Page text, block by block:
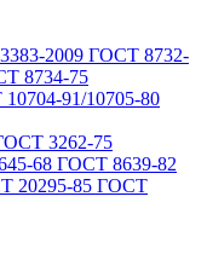
2009 ГОСТ 8732-
8734-75
91/10705-80
3262-75
68 ГОСТ 8639-82
20295-85 ГОСТ